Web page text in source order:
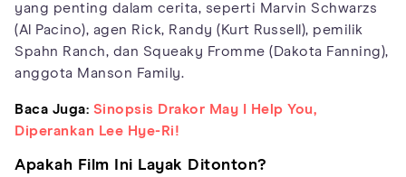
yang penting dalam cerita, seperti Marvin Schwarzs
(Al Pacino), agen Rick, Randy (Kurt Russell), pemilik
Spahn Ranch, dan Squeaky Fromme (Dakota Fanning),
anggota Manson Family.
Baca Juga: Sinopsis Drakor May I Help You,
Diperankan Lee Hye-Ri!
Apakah Film Ini Layak Ditonton?